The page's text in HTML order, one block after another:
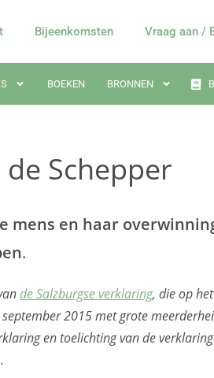
Bijeenkomsten Vraag aan /
BOEKEN BRONNEN
Schepper
mens en haar
.
de Salzburgse verklaring, die op
2015 met grote
en toelichting van de